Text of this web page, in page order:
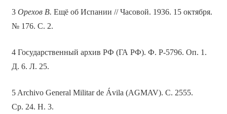
3 Орехов В. Ещё об Испании // Часовой. 1936. 15 октября.
№ 176. С. 2.
4 Государственный архив РФ (ГА РФ). Ф. Р-5796. Оп. 1.
Д. 6. Л. 25.
5 Archivo General Militar de Ávila (AGMAV). С. 2555.
Cp. 24. H. 3.